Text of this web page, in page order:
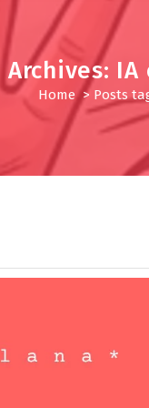
Archives:
Home> Posts